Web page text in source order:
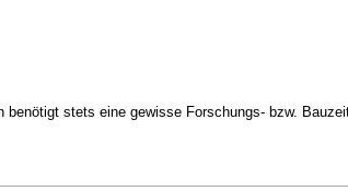
stets eine gewisse Forschungs- bzw.